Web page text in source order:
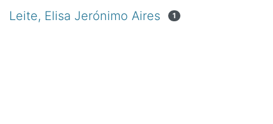
Leite, Elisa Jerónimo Aires 1